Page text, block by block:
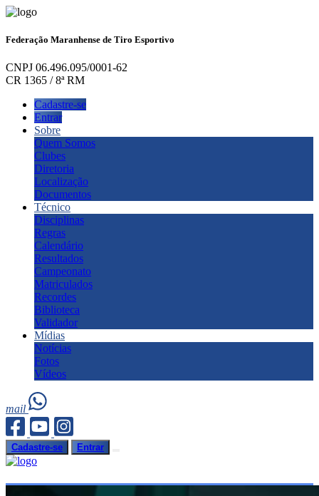
Federação Maranhense de Tiro Esportivo
CNPJ 06.496.095/0001-62
CR 1365 / 8ª RM
Cadastre-se
Entrar
Sobre
Quem Somos
Clubes
Diretoria
Localização
Documentos
Técnico
Disciplinas
Regras
Calendário
Resultados
Campeonato
Matriculados
Recordes
Biblioteca
Validador
Mídias
Notícias
Fotos
Vídeos
mail
Cadastre-se Entrar